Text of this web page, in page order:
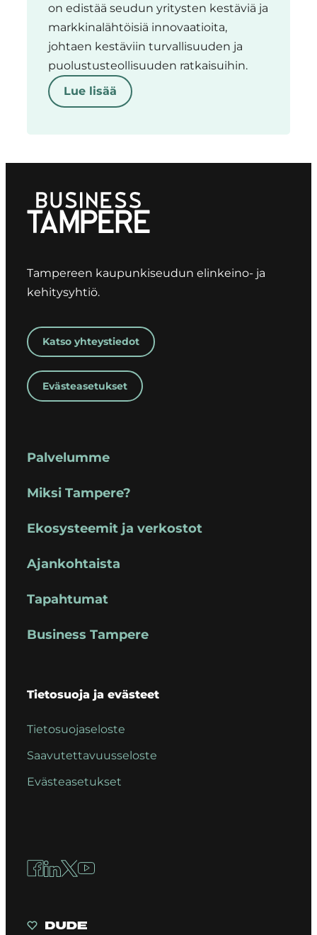
on edistää seudun yritysten kestäviä ja
markkinalähtöisiä innovaatioita,
johtaen kestäviin turvallisuuden ja
puolustusteollisuuden ratkaisuihin.
Lue lisää
Tampereen kaupunkiseudun elinkeino- ja
kehitysyhtiö.
Katso yhteystiedot
Evästeasetukset
Palvelumme
Miksi Tampere?
Ekosysteemit ja verkostot
Ajankohtaista
Tapahtumat
Business Tampere
Tietosuoja ja evästeet
Tietosuojaseloste
Saavutettavuusseloste
Evästeasetukset
Facebook
LinkedIn
X YouTube